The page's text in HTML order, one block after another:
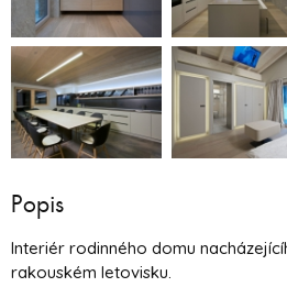
Popis
Interiér rodinného domu
rakouském letovisku.